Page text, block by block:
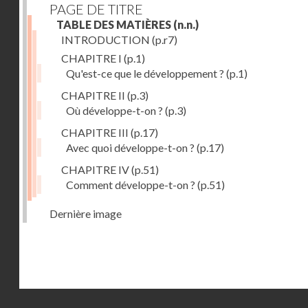
PAGE DE TITRE
TABLE DES MATIÈRES (n.n.)
INTRODUCTION (p.r7)
CHAPITRE I (p.1)
Qu'est-ce que le développement ? (p.1)
CHAPITRE II (p.3)
Où développe-t-on ? (p.3)
CHAPITRE III (p.17)
Avec quoi développe-t-on ? (p.17)
CHAPITRE IV(p.51)
Comment développe-t-on ? (p.51)
Dernière image